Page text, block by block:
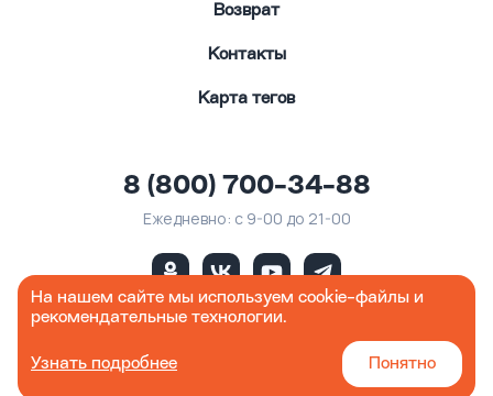
Возврат
Контакты
Карта тегов
8 (800) 700-34-88
Ежедневно: с 9-00 до 21-00
Юридическая информация
На нашем сайте мы используем cookie-файлы и
рекомендательные технологии.
Узнать подробнее Понятно